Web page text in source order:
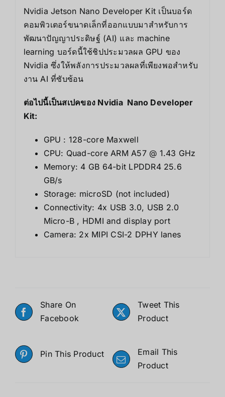
Nvidia Jetson Nano Developer Kit เป็นบอร์ด
คอมพิวเตอร์ขนาดเล็กที่ออกแบบมาสำหรับการ
พัฒนาปัญญาประดิษฐ์ (AI) และ machine
learning บอร์ดนี้ใช้ชิปประมวลผล GPU ของ
Nvidia ซึ่งให้พลังการประมวลผลที่เพียงพอสำหรับ
งาน AI ที่ซับซ้อน
ต่อไปนี้เป็นสเปคของ Nvidia Nano Developer
Kit:
GPU : 128-core Maxwell
CPU: Quad-core ARM A57 @ 1.43 GHz
Memory: 4 GB 64-bit LPDDR4 25.6
GB/s
Storage: microSD (not included)
Connectivity: 4x USB 3.0, USB 2.0
Micro-B , HDMI and display port
Camera: 2x MIPI CSI-2 DPHY lanes
Share On
Facebook
Tweet This
Product
Pin This Product
Email This
Product